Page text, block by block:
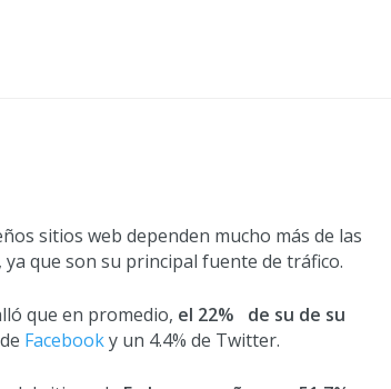
sitios web dependen mucho más de las
que son su principal fuente de tráfico.
que en promedio, el 22% de su de su
Facebooky un 4.4% de Twitter.